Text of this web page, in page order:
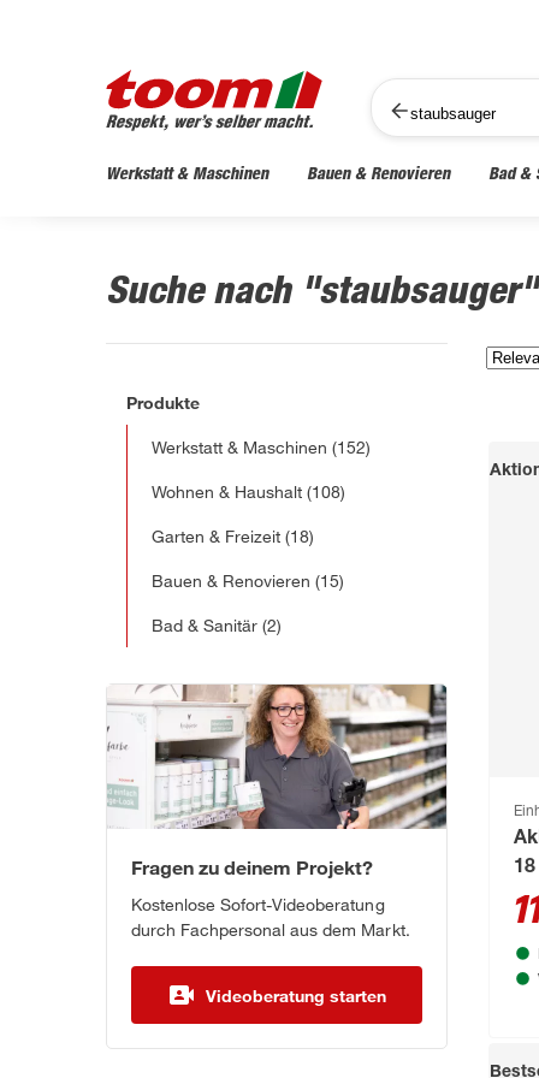
Werkstatt & Maschinen Bauen & Renovieren Bad &
Suche nach
Produkte
Werkstatt & Maschinen (152)
Wohnen & Haushalt (108)
Garten & Freizeit (18)
Bauen & Renovieren (15)
Bad & Sanitär (2)
Fragen zu deinem Projekt?
Kostenlose Sofort-Videoberatung
durch Fachpersonal aus dem Markt.
Videoberatung starten